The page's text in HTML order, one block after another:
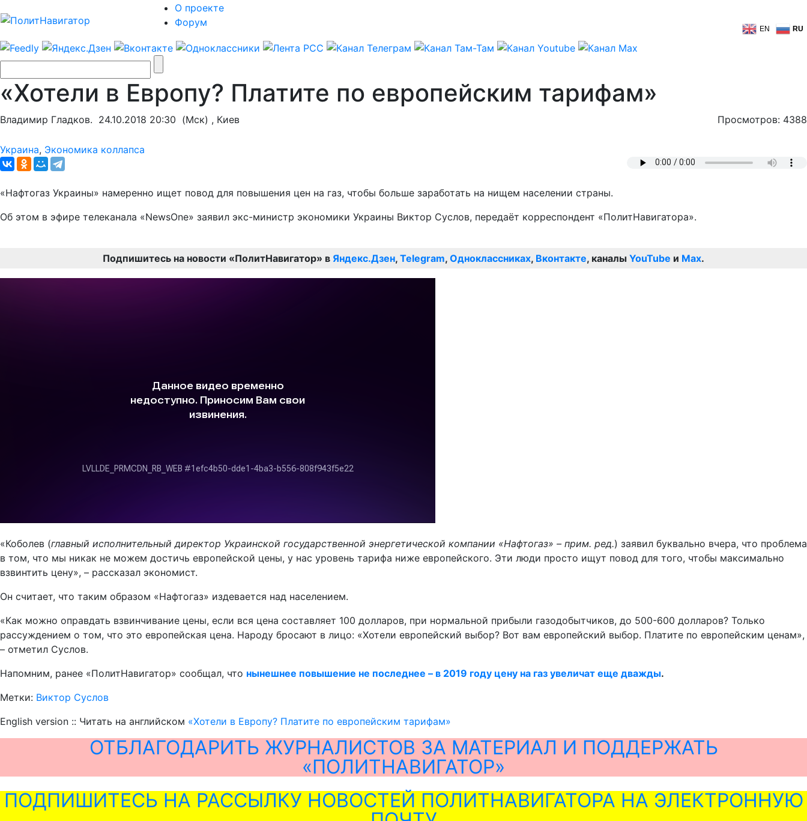
О проекте
Форум
EN RU
«Хотели в Европу? Платите по европейским тарифам»
Владимир Гладков. 24.10.2018 20:30 (Мск) , Киев Просмотров: 4388
Украина, Экономика коллапса
«Нафтогаз Украины» намеренно ищет повод для повышения цен на газ, чтобы больше заработать на нищем населении страны.
Об этом в эфире телеканала «NewsOne» заявил экс-министр экономики Украины Виктор Суслов, передаёт корреспондент «ПолитНавигатора».
Подпишитесь на новости «ПолитНавигатор» в Яндекс.Дзен, Telegram, Одноклассниках, Вконтакте, каналы YouTube и Max.
«Коболев (главный исполнительный директор Украинской государственной энергетической компании «Нафтогаз» – прим. ред.) заявил буквально вчера, что проблема
в том, что мы никак не можем достичь европейской цены, у нас уровень тарифа ниже европейского. Эти люди просто ищут повод для того, чтобы максимально
взвинтить цену», – рассказал экономист.
Он считает, что таким образом «Нафтогаз» издевается над населением.
​«Как можно оправдать взвинчивание цены, если вся цена составляет 100 долларов, при нормальной прибыли газодобытчиков, до 500-600 долларов? Только
рассуждением о том, что это европейская цена. Народу бросают в лицо: «Хотели европейский выбор? Вот вам европейский выбор. Платите по европейским ценам»,
– отметил Суслов.
Напомним, ранее «ПолитНавигатор» сообщал, что нынешнее повышение не последнее – в 2019 году цену на газ увеличат еще дважды.
Метки: Виктор Суслов
English version :: Читать на английском «Хотели в Европу? Платите по европейским тарифам»
ОТБЛАГОДАРИТЬ ЖУРНАЛИСТОВ ЗА МАТЕРИАЛ И ПОДДЕРЖАТЬ
«ПОЛИТНАВИГАТОР»
ПОДПИШИТЕСЬ НА РАССЫЛКУ НОВОСТЕЙ ПОЛИТНАВИГАТОРА НА ЭЛЕКТРОННУЮ